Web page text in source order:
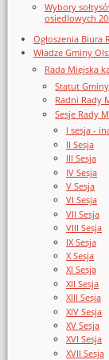
Wybory
osiedlowych
Ogłoszenia Biura
Władze Gminy
Rada Miejska
Statut
Radni Rady
Sesje Rady
I sesja -
II Sesja
III Sesja
IV Sesja
V Sesja
VI Sesja
VII Sesja
VIII Sesja
IX Sesja
X Sesja
XI Sesja
XII Sesja
XIII Sesja
XIV Sesja
XV Sesja
XVI Sesja
XVII Sesja